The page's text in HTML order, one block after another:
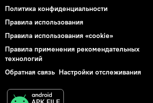
Политика конфиденциальности
Правила использования
Правила использования «cookie»
Правила применения рекомендательных
технологий
Обратная связь Настройки отслеживания